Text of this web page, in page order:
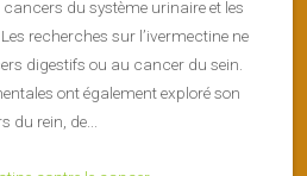
du système urinaire et les
recherches sur l’ivermectine ne
digestifs ou au cancer du sein.
ont également exploré son
du rein, de...